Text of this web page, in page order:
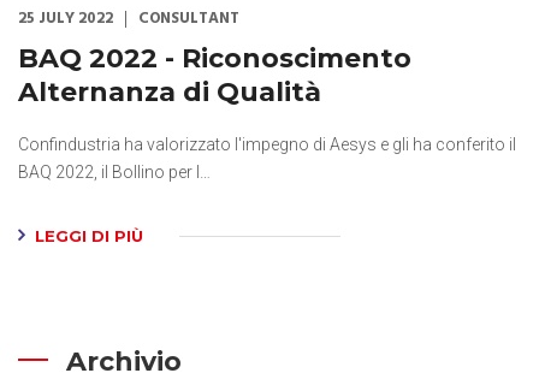
25 JULY 2022 CONSULTANT
BAQ 2022 - Riconoscimento
Alternanza di Qualità
Confindustria ha valorizzato l'impegno di Aesys e gli ha conferito il
BAQ 2022, il Bollino per l…
LEGGI DI PIÙ
Archivio